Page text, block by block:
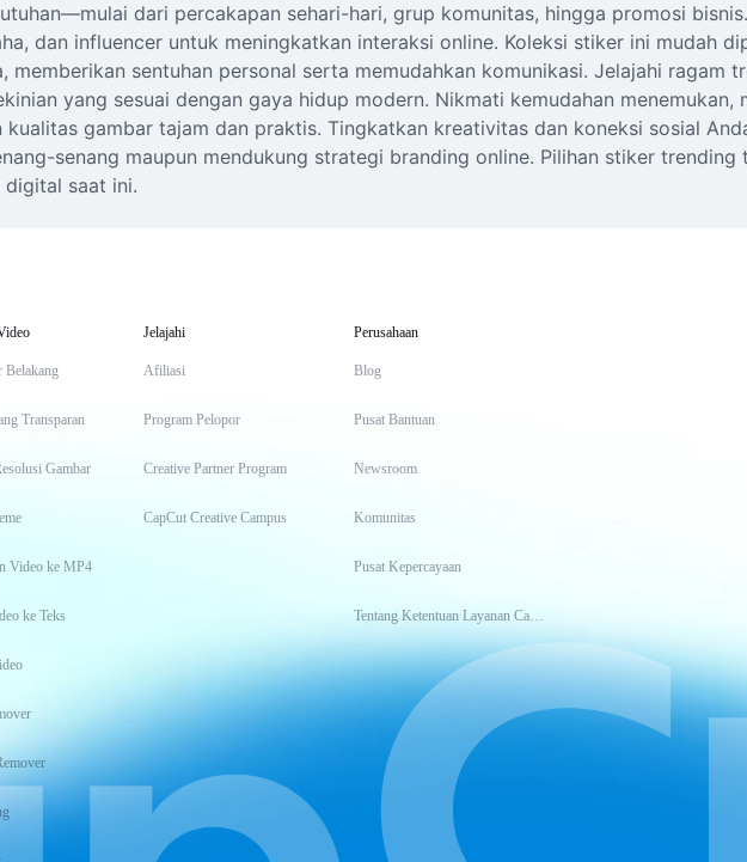
dari percakapan sehari-hari, grup komunitas, hingga promosi
dan influencer untuk meningkatkan interaksi online. Koleksi stiker ini mudah
memberikan sentuhan personal serta memudahkan komunikasi. Jelajahi ragam
yang sesuai dengan gaya hidup modern. Nikmati kemudahan menemukan,
gambar tajam dan praktis. Tingkatkan kreativitas dan koneksi sosial
senang maupun mendukung strategi branding online. Pilihan stiker trending
digital saat ini.
Belakang
Transparan
Gambar
Video ke MP4
ke Teks
Jelajahi
Afiliasi
Program Pelopor
Creative Partner Program
CapCut Creative Campus
Perusahaan
Blog
Pusat Bantuan
Newsroom
Komunitas
Pusat Kepercayaan
Tentang Ketentuan Layanan CapCut